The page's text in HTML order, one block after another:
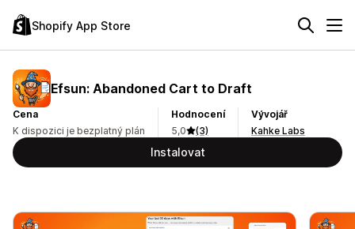
Shopify App Store
Efsun: Abandoned Cart to Draft
Cena
K dispozici je bezplatný plán
Hodnocení
5,0
(3)
Vývojář
Kahke Labs
Instalovat